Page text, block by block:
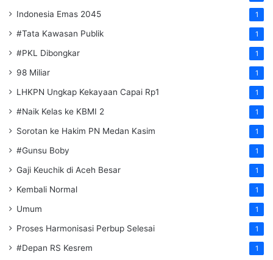
Indonesia Emas 2045 1
#Tata Kawasan Publik 1
#PKL Dibongkar 1
98 Miliar 1
LHKPN Ungkap Kekayaan Capai Rp1 1
#Naik Kelas ke KBMI 2 1
Sorotan ke Hakim PN Medan Kasim 1
#Gunsu Boby 1
Gaji Keuchik di Aceh Besar 1
Kembali Normal 1
Umum 1
Proses Harmonisasi Perbup Selesai 1
#Depan RS Kesrem 1